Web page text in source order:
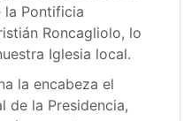
la Pontificia
Roncagliolo, lo
Iglesia local.
la encabeza el
de la Presidencia,